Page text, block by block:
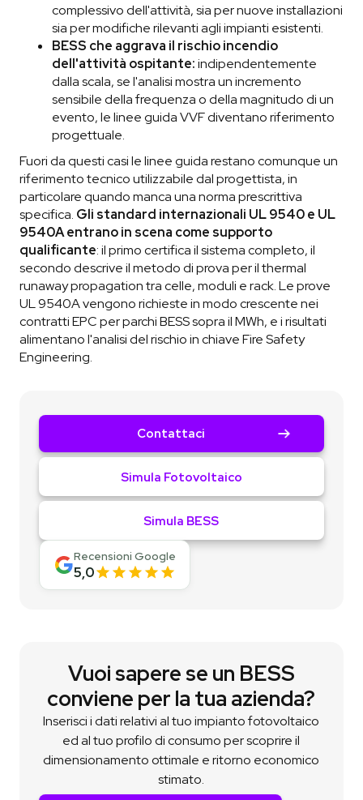
complessivo dell'attività, sia per nuove installazioni
sia per modifiche rilevanti agli impianti esistenti.
BESS che aggrava il rischio incendio
dell'attività ospitante:indipendentemente
dalla scala, se l'analisi mostra un incremento
sensibile della frequenza o della magnitudo di un
evento, le linee guida VVF diventano riferimento
progettuale.
Fuori da questi casi le linee guida restano comunque un
riferimento tecnico utilizzabile dal progettista, in
particolare quando manca una norma prescrittiva
specifica. Gli standard internazionali UL 9540 e UL
9540A entrano in scena come supporto
qualificante: il primo certifica il sistema completo, il
secondo descrive il metodo di prova per il thermal
runaway propagation tra celle, moduli e rack. Le prove
UL 9540A vengono richieste in modo crescente nei
contratti EPC per parchi BESS sopra il MWh, e i risultati
alimentano l'analisi del rischio in chiave Fire Safety
Engineering.
Contattaci
Simula Fotovoltaico
Simula BESS
Recensioni Google
5,0
Vuoi sapere se un BESS
conviene per la tua azienda?
Inserisci i dati relativi al tuo impianto fotovoltaico
ed al tuo profilo di consumo per scoprire il
dimensionamento ottimale e ritorno economico
stimato.